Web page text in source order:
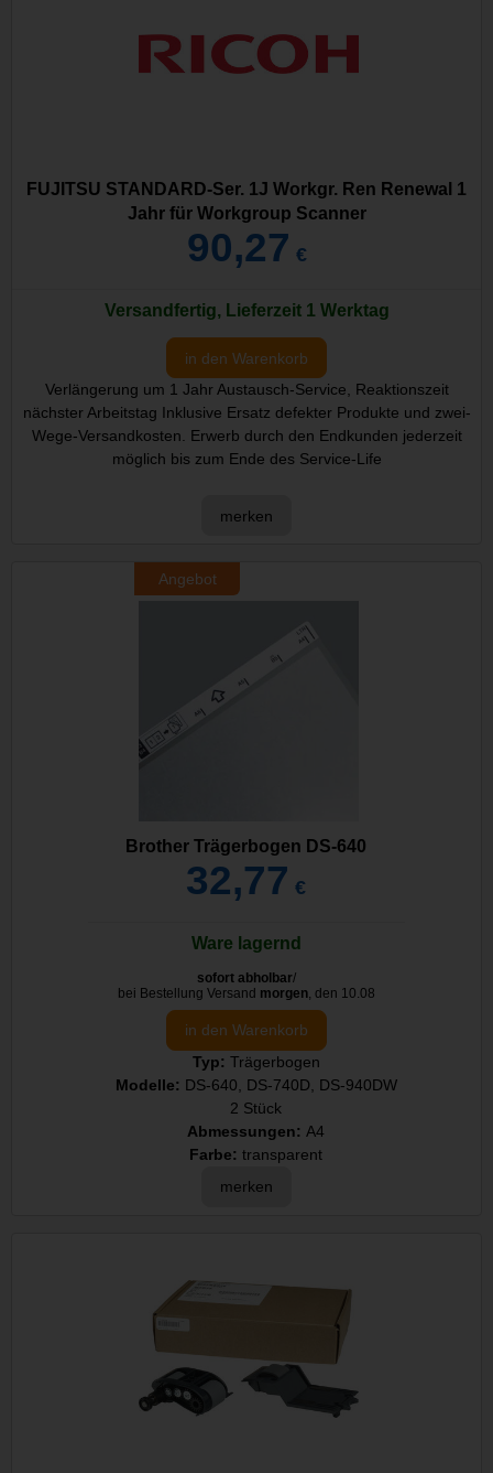
FUJITSU STANDARD-Ser. 1J Workgr. Ren Renewal 1
Jahr für Workgroup Scanner
90,27 €
Verlängerung um 1 Jahr Austausch-Service, Reaktionszeit
nächster Arbeitstag Inklusive Ersatz defekter Produkte und zwei-
Wege-Versandkosten. Erwerb durch den Endkunden jederzeit
möglich bis zum Ende des Service-Life
merken
Versandfertig, Lieferzeit 1 Werktag
in den Warenkorb
Angebot
Brother Trägerbogen DS-640
32,77 €
Typ: Trägerbogen
Modelle: DS-640, DS-740D, DS-940DW
2 Stück
Abmessungen: A4
Farbe:transparent
merken
Ware lagernd
sofort abholbar/
bei Bestellung Versand morgen, den 10.08
in den Warenkorb